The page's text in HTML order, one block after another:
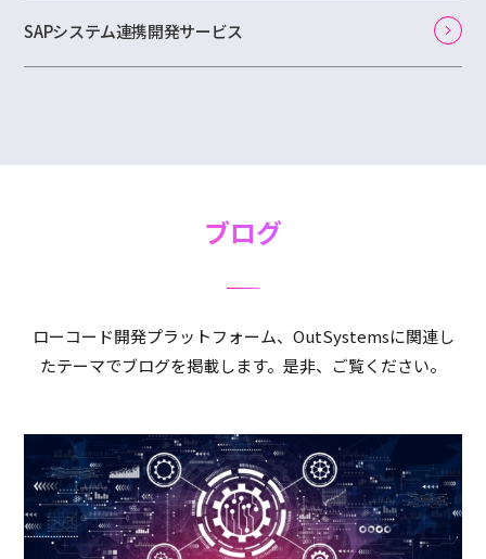
SAPシステム連携開発サービス
ブログ
ローコード開発プラットフォーム、OutSystemsに関連し
たテーマでブログを掲載します。是非、ご覧ください。